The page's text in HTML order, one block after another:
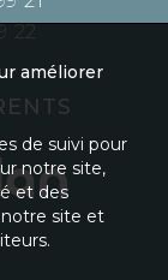
22
améliorer
de suivi pour
notre site,
et des
notre site et